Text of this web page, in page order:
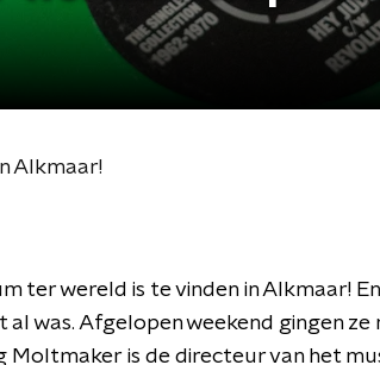
Alkmaar!
ter wereld is te vinden in Alkmaar!
was. Afgelopen weekend gingen ze
Moltmaker is de directeur van het